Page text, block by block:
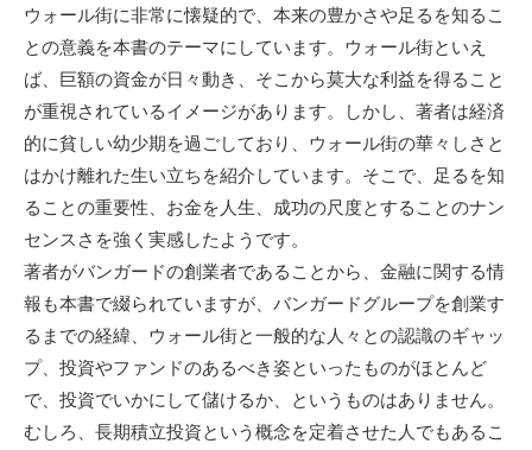
ウォール街に非常に懐疑的で、本来の豊かさや足るを知るこ
との意義を本書のテーマにしています。ウォール街といえ
ば、巨額の資金が日々動き、そこから莫大な利益を得ること
が重視されているイメージがあります。しかし、著者は経済
的に貧しい幼少期を過ごしており、ウォール街の華々しさと
はかけ離れた生い立ちを紹介しています。そこで、足るを知
ることの重要性、お金を人生、成功の尺度とすることのナン
センスさを強く実感したようです。
著者がバンガードの創業者であることから、金融に関する情
報も本書で綴られていますが、バンガードグループを創業す
るまでの経緯、ウォール街と一般的な人々との認識のギャッ
プ、投資やファンドのあるべき姿といったものがほとんど
で、投資でいかにして儲けるか、というものはありません。
むしろ、長期積立投資という概念を定着させた人でもあるこ